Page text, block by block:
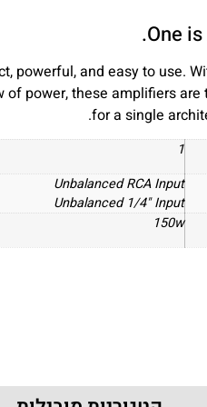
One
powerful, and easy to use.
of power, these amplifiers
for a single
1
Unbalanced RCA Input
Unbalanced 1/4" Input
150w